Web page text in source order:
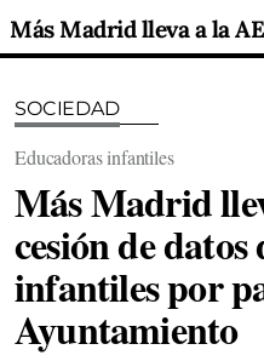
SOCIEDAD
Educadoras infantiles
Más Madrid
cesión de
infantiles por
Ayuntamiento